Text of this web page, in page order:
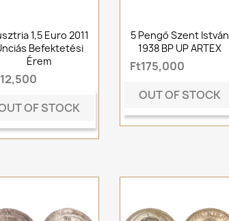
1,5 Euro 2011
Befektetési
Érem
OF STOCK
5 Pengő Szent István
1938 BP UP ARTEX
Ft175,000
OUT OF STOCK